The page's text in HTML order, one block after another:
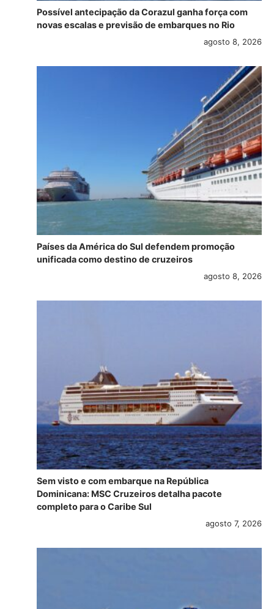
Possível antecipação da Corazul ganha força com
novas escalas e previsão de embarques no Rio
agosto 8, 2026
Países da América do Sul defendem promoção
unificada como destino de cruzeiros
agosto 8, 2026
Sem visto e com embarque na República
Dominicana: MSC Cruzeiros detalha pacote
completo para o Caribe Sul
agosto 7, 2026